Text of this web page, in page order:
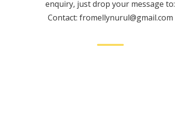
enquiry, just drop your message to:
Contact: fromellynurul@gmail.com